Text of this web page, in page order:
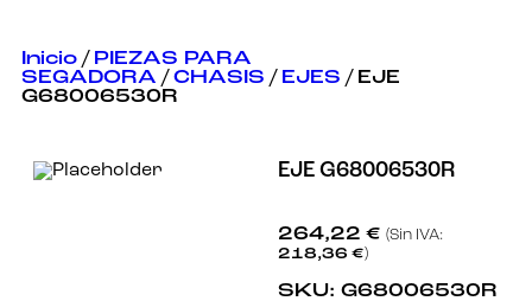
Inicio / PIEZAS PARA
SEGADORA / CHASIS / EJES / EJE
G68006530R
EJE G68006530R
264,22 € (Sin IVA:
218,36 €)
SKU: G68006530R